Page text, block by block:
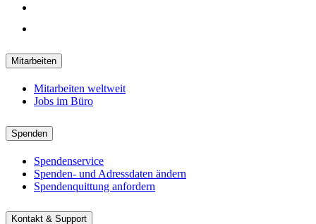
Mitarbeiten
Mitarbeiten weltweit
Jobs im Büro
Spenden
Spendenservice
Spenden- und Adressdaten ändern
Spendenquittung anfordern
Kontakt & Support